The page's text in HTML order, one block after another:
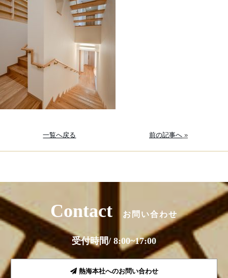
一覧へ戻る 前の記事へ»
Contact お問い合わせ
受付時間/ 8:00~17:00
熱海本社へのお問い合わせ